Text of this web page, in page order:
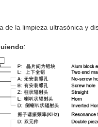
de la limpieza ultrasónica y
: